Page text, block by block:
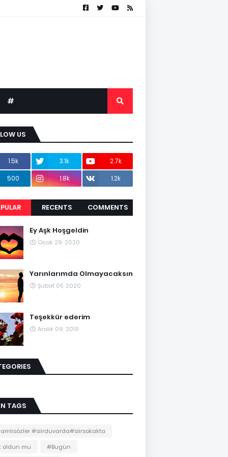
#
US
1.5k 3.1k
2.7k
500
1.8k 1.2k
RECENTS COMMENTS
Ey Aşk Hoşgeldin
Ocak 29, 2020
Yarınlarımda Olmayacaksın
Şubat 05, 2020
Teşekkür ederim
Aralık 09, 2019
TAGS
#siirduvarda#siirsokakta
oldun mu
#Bugün